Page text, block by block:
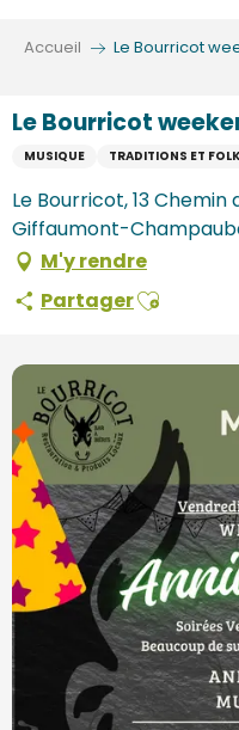
Accueil Le Bourricot
Le Bourricot
MUSIQUE TRADITIONS ET
Le Bourricot, 13
Giffaumont-
M'y rendre
PartagerAjouter aux